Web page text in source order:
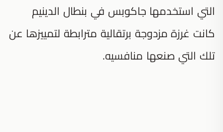
التي استخدمها جاكوبس في بنطال الدينيم
كانت غرزة مزدوجة برتقالية مترابطة لتمييزها عن
تلك التي صنعها منافسيه.